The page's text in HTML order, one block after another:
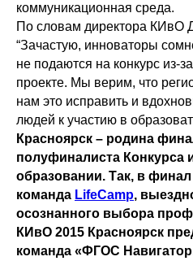
коммуникационная среда.
По словам директора КИвО
“Зачастую, инноваторы
не подаются на конкурс из-
проекте. Мы верим, что
нам это исправить и
людей к участию в
Красноярск – родина
полуфиналиста Конкурса
образовании. Так, в
команда LifeCamp,
осознанного выбора
КИвО 2015 Красноярск
команда «ФГОС